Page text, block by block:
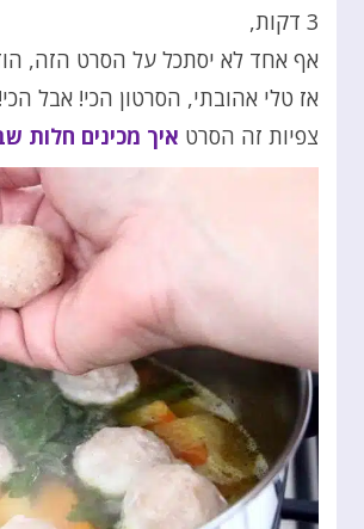
3 דקות,
אף אחד לא יסתכל על הסרט הזה,
צפיות זה הסרט איך מכינים חלות